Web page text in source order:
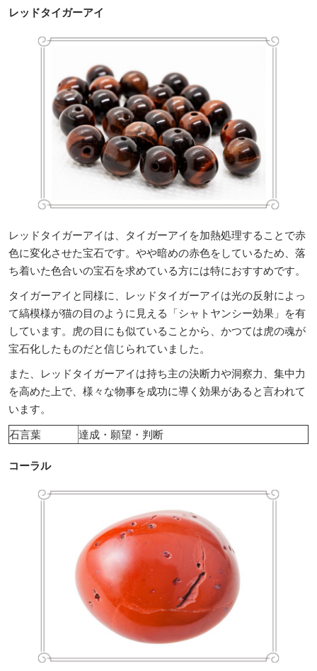
レッドタイガーアイ
レッドタイガーアイは、タイガーアイを加熱処理することで赤
色に変化させた宝石です。やや暗めの赤色をしているため、落
ち着いた色合いの宝石を求めている方には特におすすめです。
タイガーアイと同様に、レッドタイガーアイは光の反射によっ
て縞模様が猫の目のように見える「シャトヤンシー効果」を有
しています。虎の目にも似ていることから、かつては虎の魂が
宝石化したものだと信じられていました。
また、レッドタイガーアイは持ち主の決断力や洞察力、集中力
を高めた上で、様々な物事を成功に導く効果があると言われて
います。
石言葉
達成・願望・判断
コーラル